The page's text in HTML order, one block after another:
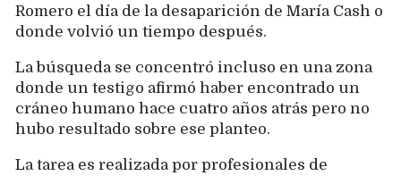
Romero el día de la desaparición de María Cash o
donde volvió un tiempo después.
La búsqueda se concentró incluso en una zona
donde un testigo afirmó haber encontrado un
cráneo humano hace cuatro años atrás pero no
hubo resultado sobre ese planteo.
La tarea es realizada por profesionales de